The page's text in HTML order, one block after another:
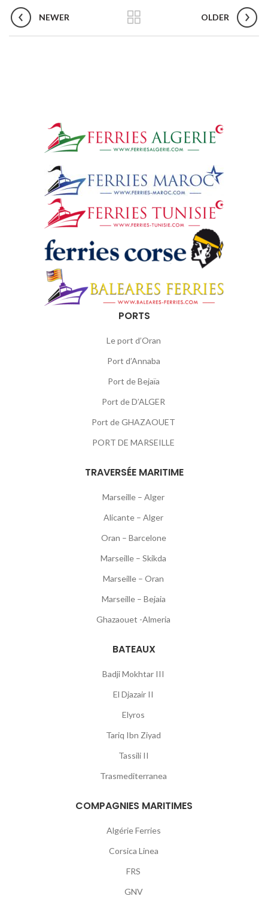
NEWER OLDER
PORTS
Le port d’Oran
Port d’Annaba
Port de Bejaïa
Port de D’ALGER
Port de GHAZAOUET
PORT DE MARSEILLE
TRAVERSÉE MARITIME
Marseille – Alger
Alicante – Alger
Oran – Barcelone
Marseille – Skikda
Marseille – Oran
Marseille – Bejaia
Ghazaouet -Almeria
BATEAUX
Badji Mokhtar III
El Djazair II
Elyros
Tariq Ibn Ziyad
Tassili II
Trasmediterranea
COMPAGNIES MARITIMES
Algérie Ferries
Corsica Linea
FRS
GNV